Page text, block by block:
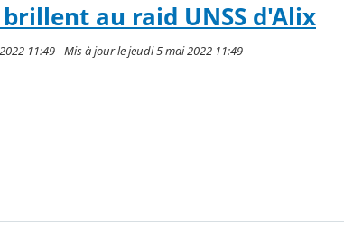
au raid UNSS d'Alix
11:49 - Mis à jour le jeudi 5 mai 2022 11:49